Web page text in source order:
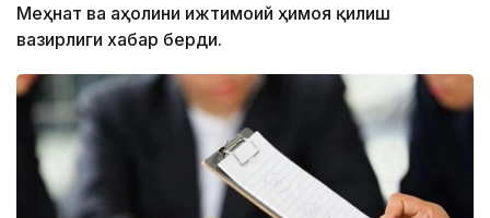
Меҳнат ва аҳолини ижтимоий ҳимоя қилиш
вазирлиги хабар берди.